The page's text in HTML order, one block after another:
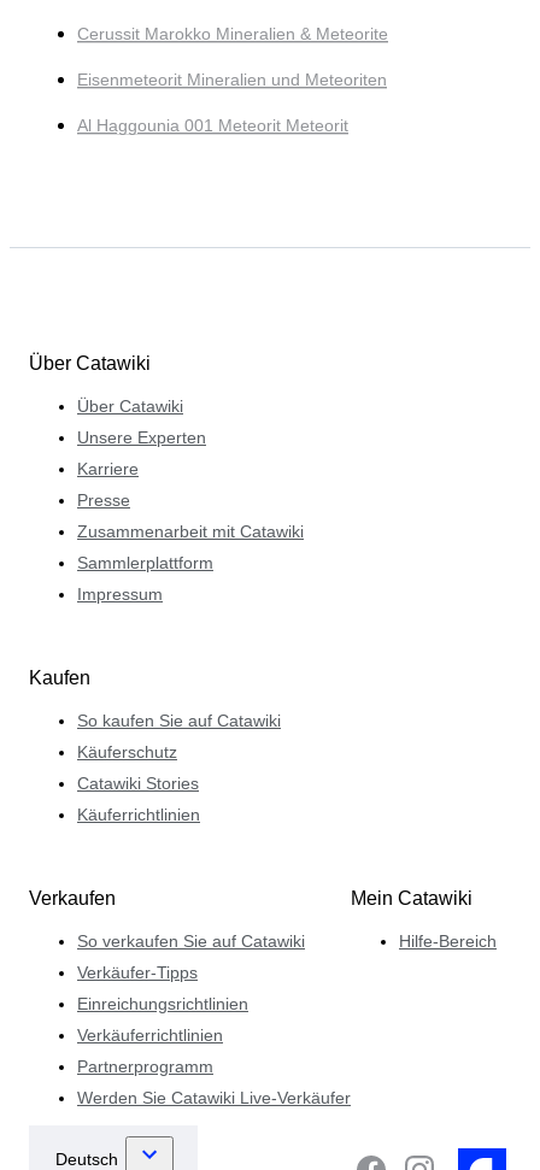
Cerussit Marokko Mineralien & Meteorite
Eisenmeteorit Mineralien und Meteoriten
Al Haggounia 001 Meteorit Meteorit
Über Catawiki
Über Catawiki
Unsere Experten
Karriere
Presse
Zusammenarbeit mit Catawiki
Sammlerplattform
Impressum
Kaufen
So kaufen Sie auf Catawiki
Käuferschutz
Catawiki Stories
Käuferrichtlinien
Verkaufen
So verkaufen Sie auf Catawiki
Verkäufer-Tipps
Einreichungsrichtlinien
Verkäuferrichtlinien
Partnerprogramm
Werden Sie Catawiki Live-Verkäufer
Mein Catawiki
Hilfe-Bereich